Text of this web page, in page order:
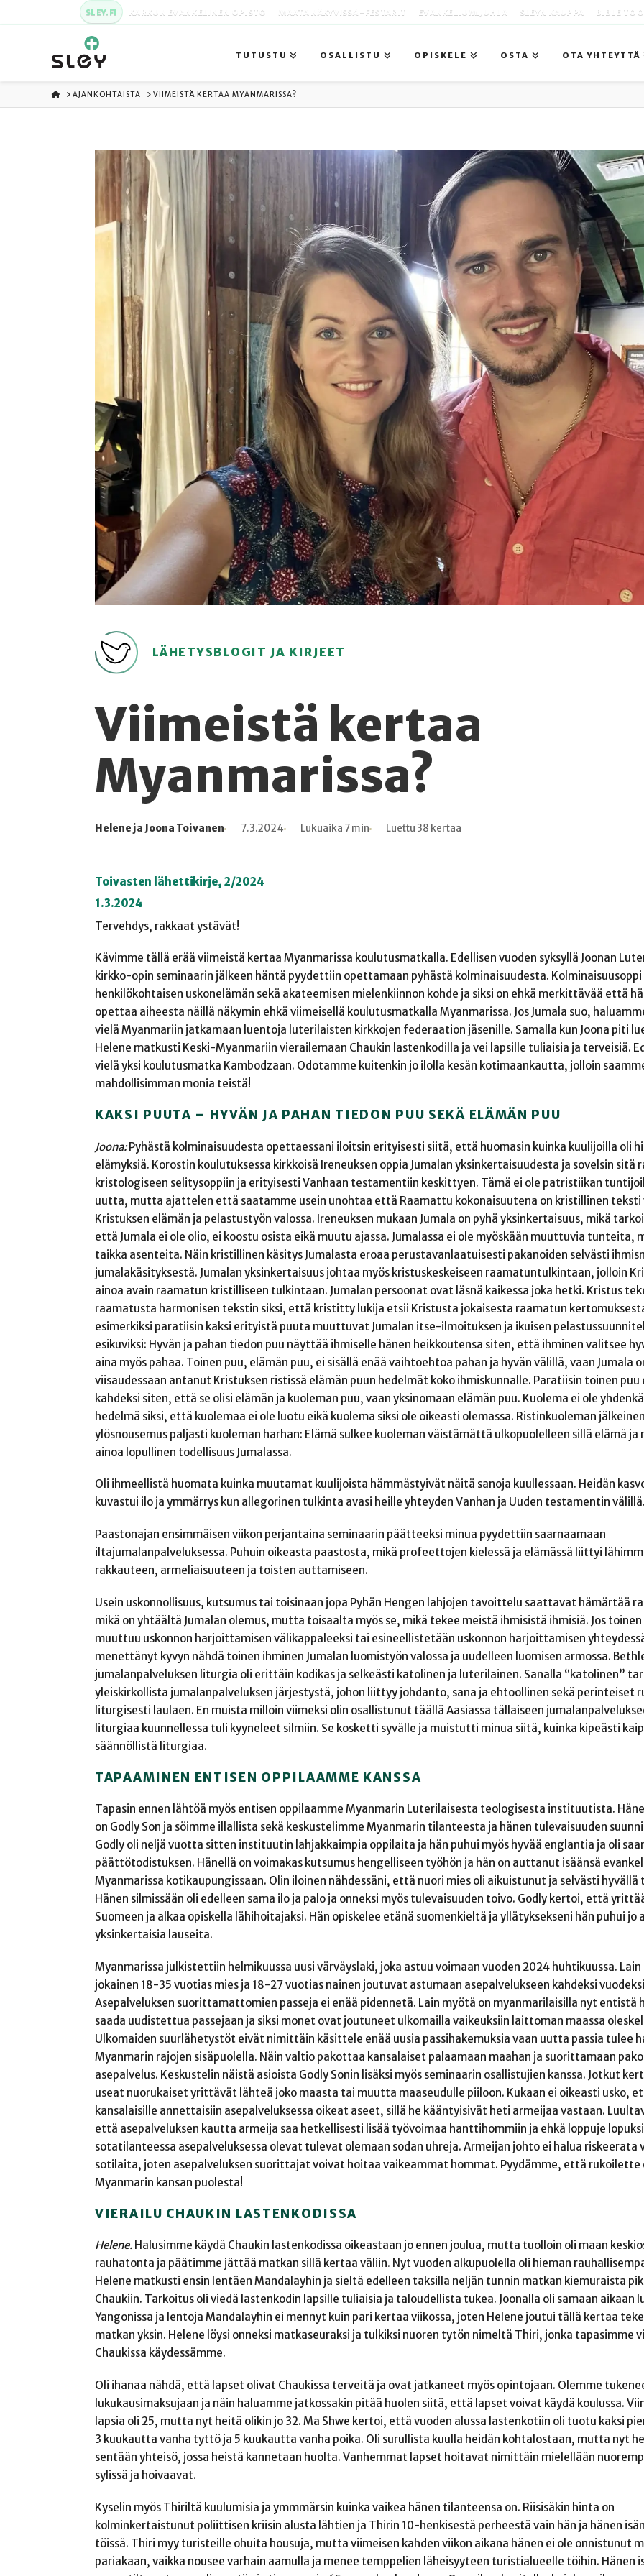
SLEY.FI KARKUN EVANKELINEN OPISTO MAATA NÄKYVISSÄ -FESTARIT EVANKELIUMIJUHLA SLEYN KAUPPA BIBLE
TUTUSTU OSALLISTU OPISKELE OSTA OTA YHTEYTTÄ
ETUSIVU
AJANKOHTAISTA VIIMEISTÄ KERTAA MYANMARISSA?
LÄHETYSBLOGIT JA KIRJEET
Viimeistä kertaa
Myanmarissa?
Kirjoittaja
Helene ja Joona Toivanen
Julkaistu 7.3.2024
Lukuaika Lukuaika 7 min
Lukukertoja Luettu 38 kertaa
Toivasten lähettikirje, 2/2024
1.3.2024
Tervehdys, rakkaat ystävät!
Kävimme tällä erää viimeistä kertaa Myanmarissa koulutusmatkalla. Edellisen vuoden syksyllä Joonan
kirkko-opin seminaarin jälkeen häntä pyydettiin opettamaan pyhästä kolminaisuudesta. Kolminaisuusoppi
henkilökohtaisen uskonelämän sekä akateemisen mielenkiinnon kohde ja siksi on ehkä merkittävää että
opettaa aiheesta näillä näkymin ehkä viimeisellä koulutusmatkalla Myanmarissa. Jos Jumala suo,
vielä Myanmariin jatkamaan luentoja luterilaisten kirkkojen federaation jäsenille. Samalla kun Joona piti
Helene matkusti Keski-Myanmariin vierailemaan Chaukin lastenkodilla ja vei lapsille tuliaisia ja terveisiä.
vielä yksi koulutusmatka Kambodzaan. Odotamme kuitenkin jo ilolla kesän kotimaankautta, jolloin
mahdollisimman monia teistä!
KAKSI PUUTA – HYVÄN JA PAHAN TIEDON PUU SEKÄ ELÄMÄN PUU
Joona:Pyhästä kolminaisuudesta opettaessani iloitsin erityisesti siitä, että huomasin kuinka kuulijoilla oli
elämyksiä. Korostin koulutuksessa kirkkoisä Ireneuksen oppia Jumalan yksinkertaisuudesta ja sovelsin sitä
kristologiseen selitysoppiin ja erityisesti Vanhaan testamentiin keskittyen. Tämä ei ole patristiikan
uutta, mutta ajattelen että saatamme usein unohtaa että Raamattu kokonaisuutena on kristillinen teksti
Kristuksen elämän ja pelastustyön valossa. Ireneuksen mukaan Jumala on pyhä yksinkertaisuus, mikä
että Jumala ei ole olio, ei koostu osista eikä muutu ajassa. Jumalassa ei ole myöskään muuttuvia tunteita,
taikka asenteita. Näin kristillinen käsitys Jumalasta eroaa perustavanlaatuisesti pakanoiden selvästi
jumalakäsityksestä. Jumalan yksinkertaisuus johtaa myös kristuskeskeiseen raamatuntulkintaan, jolloin
ainoa avain raamatun kristilliseen tulkintaan. Jumalan persoonat ovat läsnä kaikessa joka hetki. Kristus
raamatusta harmonisen tekstin siksi, että kristitty lukija etsii Kristusta jokaisesta raamatun
esimerkiksi paratiisin kaksi erityistä puuta muuttuvat Jumalan itse-ilmoituksen ja ikuisen
esikuviksi: Hyvän ja pahan tiedon puu näyttää ihmiselle hänen heikkoutensa siten, että ihminen valitsee
aina myös pahaa. Toinen puu, elämän puu, ei sisällä enää vaihtoehtoa pahan ja hyvän välillä, vaan Jumala
viisaudessaan antanut Kristuksen ristissä elämän puun hedelmät koko ihmiskunnalle. Paratiisin toinen puu
kahdeksi siten, että se olisi elämän ja kuoleman puu, vaan yksinomaan elämän puu. Kuolema ei ole
hedelmä siksi, että kuolemaa ei ole luotu eikä kuolema siksi ole oikeasti olemassa. Ristinkuoleman jälkeinen
ylösnousemus paljasti kuoleman harhan: Elämä sulkee kuoleman väistämättä ulkopuolelleen sillä elämä ja
ainoa lopullinen todellisuus Jumalassa.
Oli ihmeellistä huomata kuinka muutamat kuulijoista hämmästyivät näitä sanoja kuullessaan. Heidän
kuvastui ilo ja ymmärrys kun allegorinen tulkinta avasi heille yhteyden Vanhan ja Uuden testamentin välillä.
Paastonajan ensimmäisen viikon perjantaina seminaarin päätteeksi minua pyydettiin saarnaamaan
iltajumalanpalveluksessa. Puhuin oikeasta paastosta, mikä profeettojen kielessä ja elämässä liittyi
rakkauteen, armeliaisuuteen ja toisten auttamiseen.
Usein uskonnollisuus, kutsumus tai toisinaan jopa Pyhän Hengen lahjojen tavoittelu saattavat hämärtää
mikä on yhtäältä Jumalan olemus, mutta toisaalta myös se, mikä tekee meistä ihmisistä ihmisiä. Jos
muuttuu uskonnon harjoittamisen välikappaleeksi tai esineellistetään uskonnon harjoittamisen
menettänyt kyvyn nähdä toinen ihminen Jumalan luomistyön valossa ja uudelleen luomisen armossa.
jumalanpalveluksen liturgia oli erittäin kodikas ja selkeästi katolinen ja luterilainen. Sanalla “katolinen”
yleiskirkollista jumalanpalveluksen järjestystä, johon liittyy johdanto, sana ja ehtoollinen sekä perinteiset
liturgisesti laulaen. En muista milloin viimeksi olin osallistunut täällä Aasiassa tällaiseen
liturgiaa kuunnellessa tuli kyyneleet silmiin. Se kosketti syvälle ja muistutti minua siitä, kuinka kipeästi
säännöllistä liturgiaa.
TAPAAMINEN ENTISEN OPPILAAMME KANSSA
Tapasin ennen lähtöä myös entisen oppilaamme Myanmarin Luterilaisesta teologisesta instituutista.
on Godly Son ja söimme illallista sekä keskustelimme Myanmarin tilanteesta ja hänen tulevaisuuden
Godly oli neljä vuotta sitten instituutin lahjakkaimpia oppilaita ja hän puhui myös hyvää englantia ja oli
päättötodistuksen. Hänellä on voimakas kutsumus hengelliseen työhön ja hän on auttanut isäänsä
Myanmarissa kotikaupungissaan. Olin iloinen nähdessäni, että nuori mies oli aikuistunut ja selvästi hyvällä
Hänen silmissään oli edelleen sama ilo ja palo ja onneksi myös tulevaisuuden toivo. Godly kertoi, että
Suomeen ja alkaa opiskella lähihoitajaksi. Hän opiskelee etänä suomenkieltä ja yllätyksekseni hän puhui jo
yksinkertaisia lauseita.
Myanmarissa julkistettiin helmikuussa uusi värväyslaki, joka astuu voimaan vuoden 2024 huhtikuussa. Lain
jokainen 18-35 vuotias mies ja 18-27 vuotias nainen joutuvat astumaan asepalvelukseen kahdeksi
Asepalveluksen suorittamattomien passeja ei enää pidennetä. Lain myötä on myanmarilaisilla nyt entistä
saada uudistettua passejaan ja siksi monet ovat joutuneet ulkomailla vaikeuksiin laittoman maassa
Ulkomaiden suurlähetystöt eivät nimittäin käsittele enää uusia passihakemuksia vaan uutta passia tulee
Myanmarin rajojen sisäpuolella. Näin valtio pakottaa kansalaiset palaamaan maahan ja suorittamaan
asepalvelus. Keskustelin näistä asioista Godly Sonin lisäksi myös seminaarin osallistujien kanssa. Jotkut
useat nuorukaiset yrittävät lähteä joko maasta tai muutta maaseudulle piiloon. Kukaan ei oikeasti usko,
kansalaisille annettaisiin asepalveluksessa oikeat aseet, sillä he kääntyisivät heti armeijaa vastaan.
että asepalveluksen kautta armeija saa hetkellisesti lisää työvoimaa hanttihommiin ja ehkä loppuje lopuksi
sotatilanteessa asepalveluksessa olevat tulevat olemaan sodan uhreja. Armeijan johto ei halua riskeerata
sotilaita, joten asepalveluksen suorittajat voivat hoitaa vaikeammat hommat. Pyydämme, että rukoilette
Myanmarin kansan puolesta!
VIERAILU CHAUKIN LASTENKODISSA
Helene. Halusimme käydä Chaukin lastenkodissa oikeastaan jo ennen joulua, mutta tuolloin oli maan
rauhatonta ja päätimme jättää matkan sillä kertaa väliin. Nyt vuoden alkupuolella oli hieman
Helene matkusti ensin lentäen Mandalayhin ja sieltä edelleen taksilla neljän tunnin matkan kiemuraista
Chaukiin. Tarkoitus oli viedä lastenkodin lapsille tuliaisia ja taloudellista tukea. Joonalla oli samaan aikaan
Yangonissa ja lentoja Mandalayhin ei mennyt kuin pari kertaa viikossa, joten Helene joutui tällä kertaa
matkan yksin. Helene löysi onneksi matkaseuraksi ja tulkiksi nuoren tytön nimeltä Thiri, jonka tapasimme
Chaukissa käydessämme.
Oli ihanaa nähdä, että lapset olivat Chaukissa terveitä ja ovat jatkaneet myös opintojaan. Olemme
lukukausimaksujaan ja näin haluamme jatkossakin pitää huolen siitä, että lapset voivat käydä koulussa.
lapsia oli 25, mutta nyt heitä olikin jo 32. Ma Shwe kertoi, että vuoden alussa lastenkotiin oli tuotu kaksi
3 kuukautta vanha tyttö ja 5 kuukautta vanha poika. Oli surullista kuulla heidän kohtalostaan, mutta nyt
sentään yhteisö, jossa heistä kannetaan huolta. Vanhemmat lapset hoitavat nimittäin mielellään
sylissä ja hoivaavat.
Kyselin myös Thiriltä kuulumisia ja ymmmärsin kuinka vaikea hänen tilanteensa on. Riisisäkin hinta on
kolminkertaistunut poliittisen kriisin alusta lähtien ja Thirin 10-henkisestä perheestä vain hän ja hänen
töissä. Thiri myy turisteille ohuita housuja, mutta viimeisen kahden viikon aikana hänen ei ole onnistunut
pariakaan, vaikka nousee varhain aamulla ja menee temppelien läheisyyteen turistialueelle töihin. Hänen